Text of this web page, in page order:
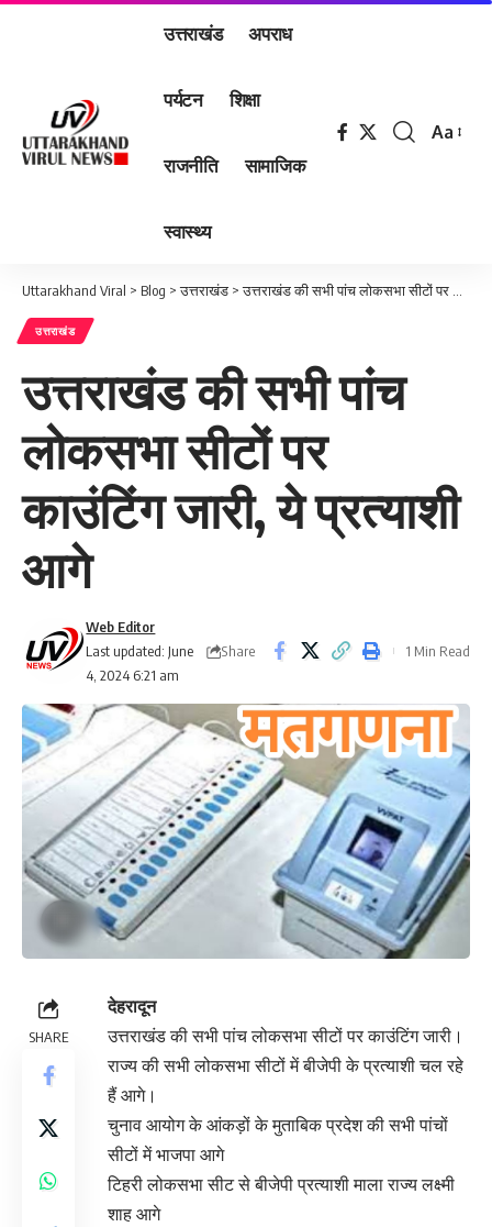
उत्तराखंड अपराध
पर्यटन शिक्षा
राजनीति सामाजिक
स्वास्थ्य
Font
Aa
Uttarakhand Viral > Blog >उत्तराखंड >उत्तराखंड की सभी पांच लोकसभा सीटों पर काउंटिंग जारी, ये प्रत्याशी आगे
उत्तराखंड
उत्तराखंड की सभी पांच
लोकसभा सीटों पर
काउंटिंग जारी, ये प्रत्याशी
आगे
Last updated: June
4, 2024 6:21 am
Web Editor
Share
1 Min Read
SHARE
देहरादून
उत्तराखंड की सभी पांच लोकसभा सीटों पर काउंटिंग जारी।
राज्य की सभी लोकसभा सीटों में बीजेपी के प्रत्याशी चल रहे
हैं आगे।
चुनाव आयोग के आंकड़ों के मुताबिक प्रदेश की सभी पांचों
सीटों में भाजपा आगे
टिहरी लोकसभा सीट से बीजेपी प्रत्याशी माला राज्य लक्ष्मी
शाह आगे